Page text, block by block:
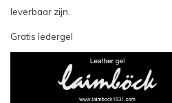
leverbaar zijn.
Gratis ledergel